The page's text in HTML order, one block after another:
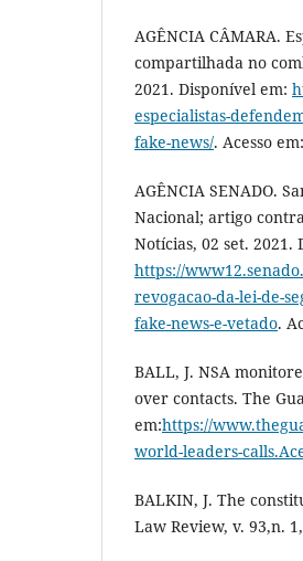
AGÊNCIA CÂMARA.
compartilhada no
2021. Disponível em:
especialistas-
fake-news/. Acesso
AGÊNCIA SENADO.
Nacional; artigo
Notícias, 02 set. 2021.
https://
revogacao-da-lei-de-
fake-news-e-vetado.
BALL, J. NSA
over contacts. The
em:https://
world-leaders-
BALKIN, J. The
Law Review, v. 93,n.